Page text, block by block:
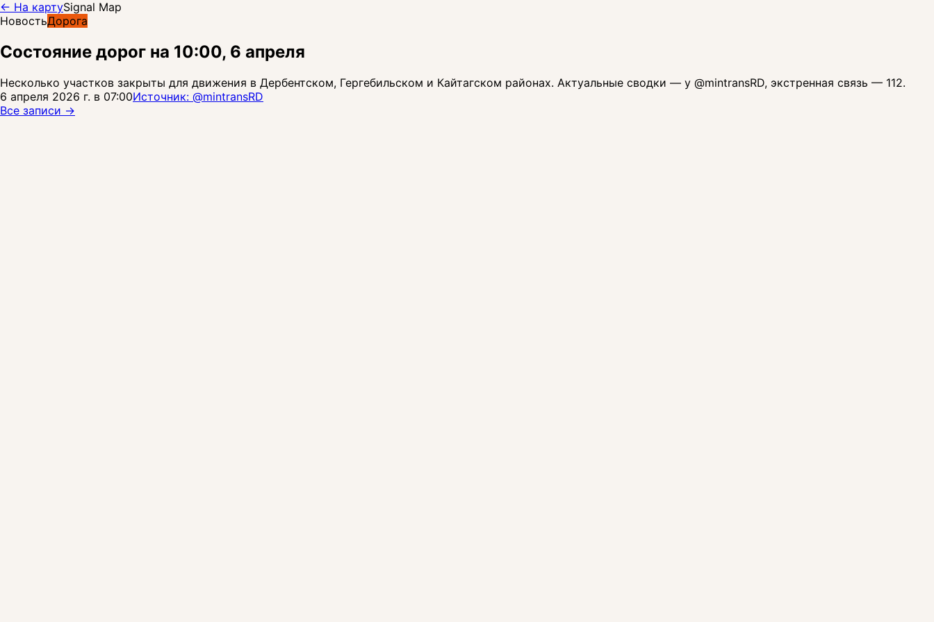
← На картуSignal Map
НовостьДорога
Состояние дорог на 10:00, 6 апреля
Несколько участков закрыты для движения в Дербентском, Гергебильском и Кайтагском районах. Актуальные сводки — у @mintransRD, экстренная связь — 112.
6 апреля 2026 г. в 07:00Источник: @mintransRD
Все записи →